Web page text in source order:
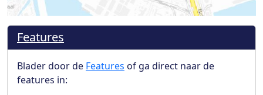
Features
Blader door de Features of ga direct naar de
features in: